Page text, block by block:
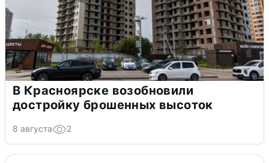
В Красноярске возобновили
достройку брошенных высоток
8 августа 2